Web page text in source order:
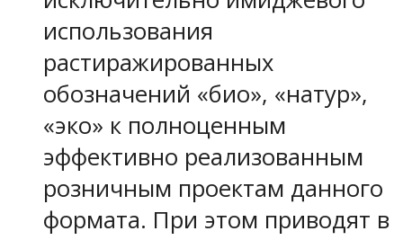
использования
растиражированных
обозначений «био», «натур»,
«эко» к полноценным
эффективно реализованным
розничным проектам данного
формата. При этом приводят в